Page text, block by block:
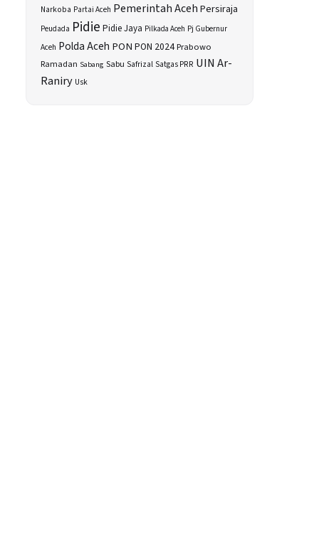
Narkoba Partai Aceh Pemerintah AcehPersiraja
Peudada Pidie Pidie Jaya Pilkada Aceh Pj Gubernur
Aceh Polda Aceh PON PON 2024Prabowo
Ramadan Sabang Sabu Safrizal Satgas PRR UIN Ar-
Raniry Usk